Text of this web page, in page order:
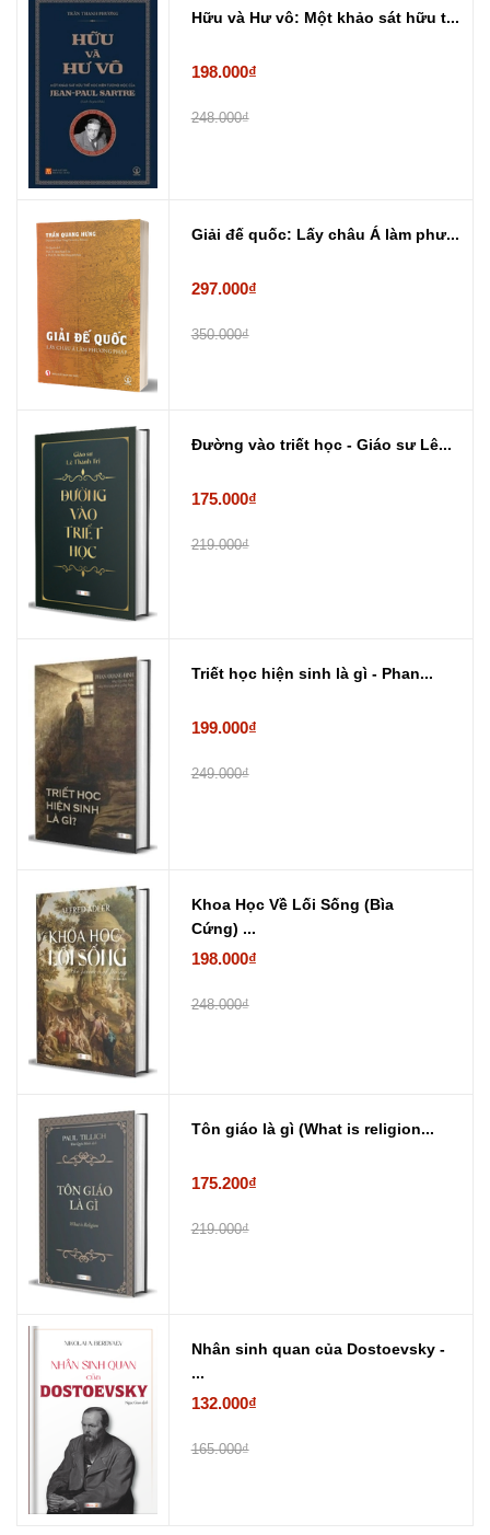
Hữu và Hư vô: Một khảo sát hữu t...
198.000₫
248.000₫
Giải đế quốc: Lấy châu Á làm phư...
297.000₫
350.000₫
Đường vào triết học - Giáo sư Lê...
175.000₫
219.000₫
Triết học hiện sinh là gì - Phan...
199.000₫
249.000₫
Khoa Học Về Lối Sống (Bìa
Cứng) ...
198.000₫
248.000₫
Tôn giáo là gì (What is religion...
175.200₫
219.000₫
Nhân sinh quan của Dostoevsky -
...
132.000₫
165.000₫